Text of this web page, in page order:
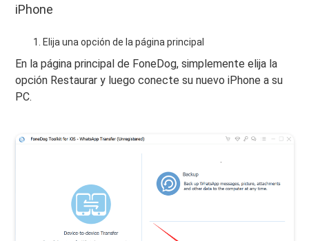
iPhone
Elija una opción de la página principal
En la página principal de FoneDog, simplemente elija la
opción Restaurar y luego conecte su nuevo iPhone a su
PC.